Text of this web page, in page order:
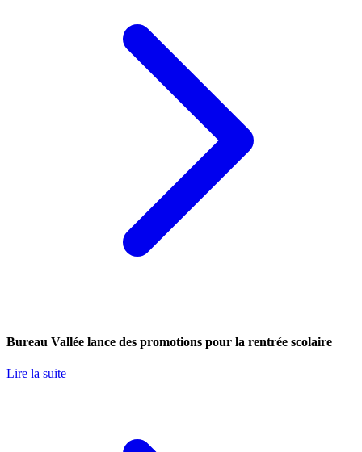
Bureau Vallée lance des promotions pour la rentrée scolaire
Lire la suite